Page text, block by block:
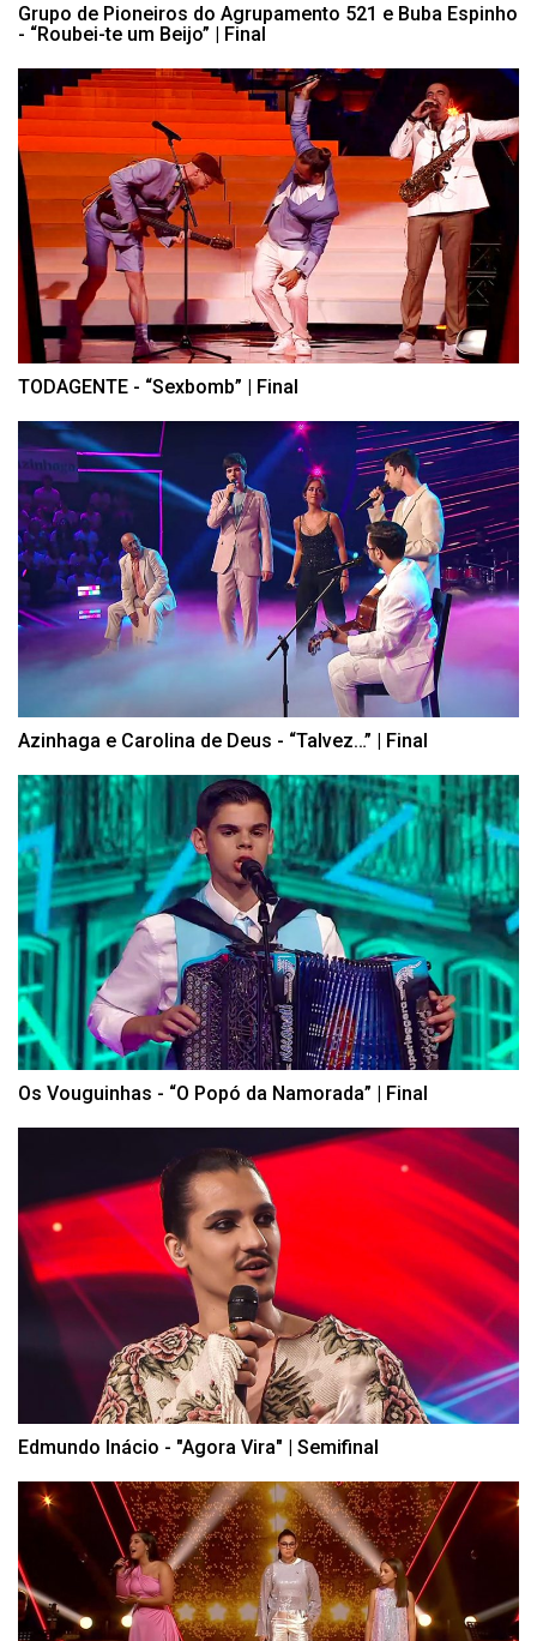
Grupo de Pioneiros do Agrupamento 521 e Buba Espinho
- “Roubei-te um Beijo” | Final
TODAGENTE - “Sexbomb” | Final
Azinhaga e Carolina de Deus - “Talvez…” | Final
Os Vouguinhas - “O Popó da Namorada” | Final
Edmundo Inácio - "Agora Vira" | Semifinal